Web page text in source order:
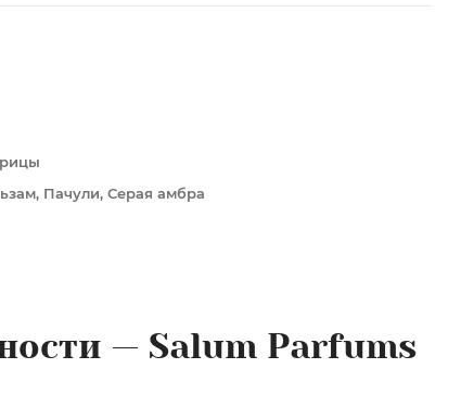
Пачули, Серая амбра
— Salum Parfums